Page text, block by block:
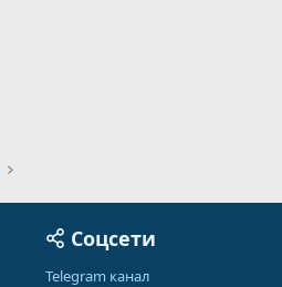
Соцсети
Telegram канал